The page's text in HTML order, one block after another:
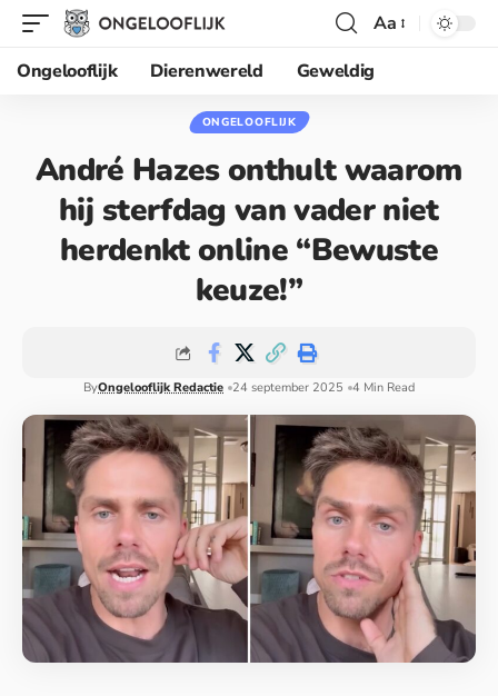
Aa
Ongelooflijk
Dierenwereld Geweldig
ONGELOOFLIJK
André Hazes onthult waarom
hij sterfdag van vader niet
herdenkt online “Bewuste
keuze!”
ByOngelooflijk Redactie 24 september 2025 4 Min Read